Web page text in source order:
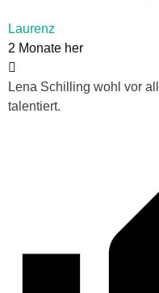
Laurenz
2 Monate her
Lena Schilling wohl vor
talentiert.